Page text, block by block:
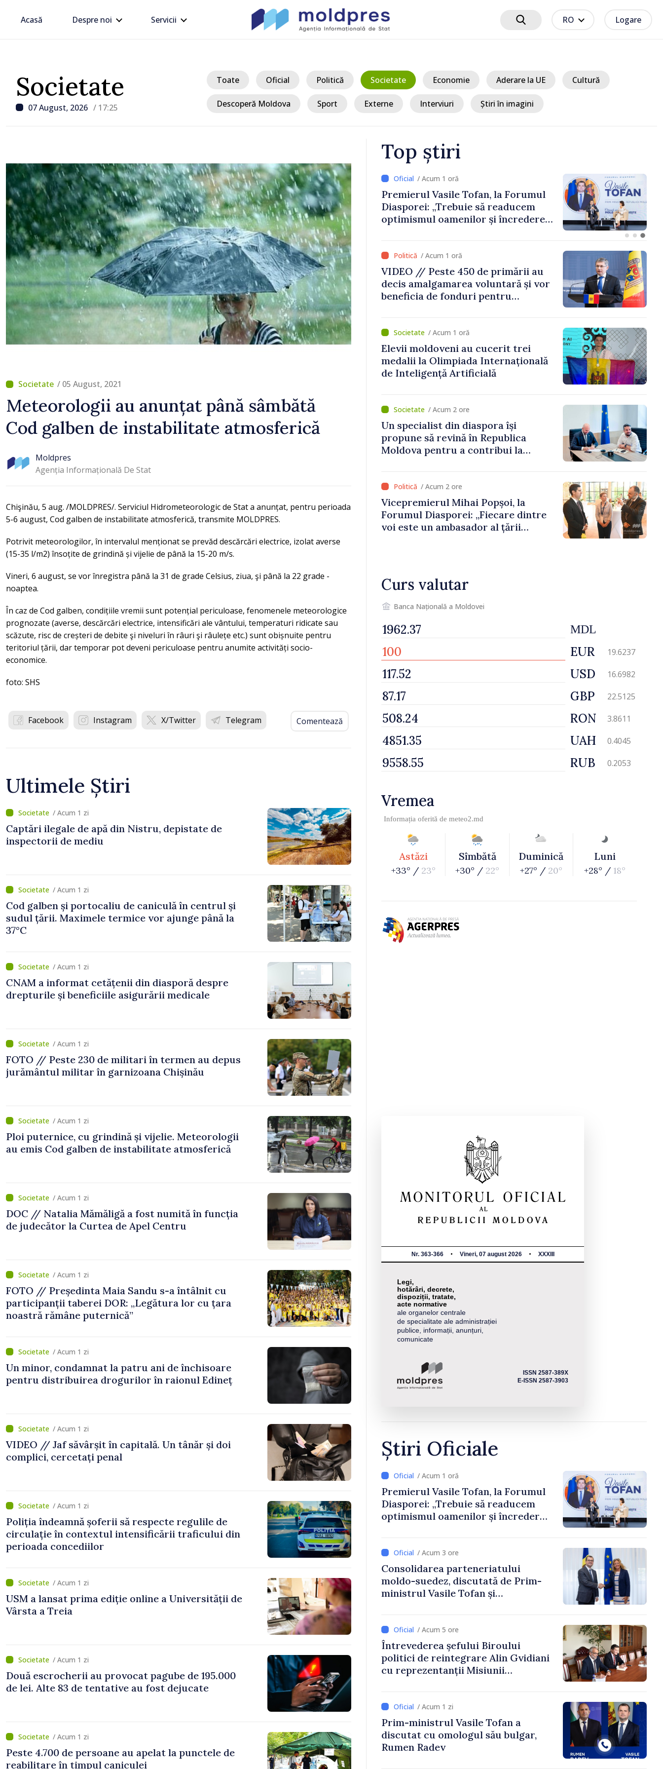
Acasă Despre noi Servicii RO Logare
Societate
07 August, 2026 / 17:25
Toate Oficial Politică Societate Economie Aderare la UE Cultură
Descoperă Moldova Sport Externe Interviuri Știri în imagini
/ 05 August, 2021
Meteorologii au anunțat până sâmbătă
Cod galben de instabilitate atmosferică
Moldpres
Agenția Informațională De Stat
Chişinău, 5 aug. /MOLDPRES/. Serviciul Hidrometeorologic de Stat a anunțat, pentru perioada
5-6 august, Cod galben de instabilitate atmosferică, transmite MOLDPRES.
Potrivit meteorologilor, în intervalul menționat se prevăd descărcări electrice, izolat averse
(15-35 l/m2) însoțite de grindină și vijelie de până la 15-20 m/s.
Vineri, 6 august, se vor înregistra până la 31 de grade Celsius, ziua, şi până la 22 grade -
noaptea.
În caz de Cod galben, condițiile vremii sunt potențial periculoase, fenomenele meteorologice
prognozate (averse, descărcări electrice, intensificări ale vântului, temperaturi ridicate sau
scăzute, risc de creșteri de debite şi niveluri în râuri şi râulețe etc.) sunt obișnuite pentru
teritoriul țării, dar temporar pot deveni periculoase pentru anumite activități socio-
economice.
foto: SHS
Facebook Instagram X/Twitter Telegram Comentează
Ultimele Știri
/ Acum 1 zi
Captări ilegale de apă din Nistru, depistate de
inspectorii de mediu
/ Acum 1 zi
Cod galben și portocaliu de caniculă în centrul și
sudul țării. Maximele termice vor ajunge până la
37°C
/ Acum 1 zi
CNAM a informat cetățenii din diasporă despre
drepturile și beneficiile asigurării medicale
/ Acum 1 zi
FOTO // Peste 230 de militari în termen au depus
jurământul militar în garnizoana Chișinău
/ Acum 1 zi
Ploi puternice, cu grindină și vijelie. Meteorologii
au emis Cod galben de instabilitate atmosferică
/ Acum 1 zi
DOC // Natalia Mămăligă a fost numită în funcția
de judecător la Curtea de Apel Centru
/ Acum 1 zi
FOTO // Președinta Maia Sandu s-a întâlnit cu
participanții taberei DOR: „Legătura lor cu țara
noastră rămâne puternică”
/ Acum 1 zi
Un minor, condamnat la patru ani de închisoare
pentru distribuirea drogurilor în raionul Edineț
/ Acum 1 zi
VIDEO // Jaf săvârșit în capitală. Un tânăr și doi
complici, cercetați penal
/ Acum 1 zi
Poliția îndeamnă șoferii să respecte regulile de
circulație în contextul intensificării traficului din
perioada concediilor
/ Acum 1 zi
USM a lansat prima ediție online a Universității de
Vârsta a Treia
/ Acum 1 zi
Două escrocherii au provocat pagube de 195.000
de lei. Alte 83 de tentative au fost dejucate
/ Acum 1 zi
Peste 4.700 de persoane au apelat la punctele de
reabilitare în timpul caniculei
Top știri
/ Acum 1 oră
VIDEO // Șoferii sunt avertizați să
respecte restricțiile de circulație pe
drumul R3, unde se desfășoară
lucrări de reparație
/ Acum 1 oră
Premierul Vasile Tofan, la Forumul
Diasporei: „Trebuie să readucem
optimismul oamenilor și încrederea
/ Acum 1 oră
VIDEO // Peste 450 de primării au
decis amalgamarea voluntară și vor
beneficia de fonduri pentru
dăm o șansă localităților să se
dezvolte”
/ Acum 1 oră
Elevii moldoveni au cucerit trei
medalii la Olimpiada Internațională
de Inteligență Artificială
/ Acum 2 ore
Un specialist din diaspora își
propune să revină în Republica
Moldova pentru a contribui la
/ Acum 2 ore
Vicepremierul Mihai Popșoi, la
Forumul Diasporei: „Fiecare dintre
voi este un ambasador al țării
Curs valutar
Banca Națională a Moldovei
MDL
EUR 19.6237
USD 16.6982
GBP 22.5125
RON 3.8611
UAH 0.4045
RUB 0.2053
Vremea
Informația oferită de meteo2.md
Astăzi
+33° / 23°
Sîmbătă
+30° / 22°
Duminică
+27° / 20°
Luni
+28° / 18°
Nr. 363-366 Vineri, 07 august 2026 XXXIII
Legi,
hotărâri, decrete,
dispoziții, tratate,
acte normative
ale organelor centrale
de specialitate ale administrației
publice, informații, anunțuri,
comunicate
ISSN 2587-389X
E-ISSN 2587-3903
Știri Oficiale
/ Acum 1 oră
Premierul Vasile Tofan, la Forumul
Diasporei: „Trebuie să readucem
optimismul oamenilor și încrederea
/ Acum 3 ore
Consolidarea parteneriatului
moldo-suedez, discutată de Prim-
ministrul Vasile Tofan și
/ Acum 5 ore
Întrevederea șefului Biroului
politici de reintegrare Alin Gvidiani
cu reprezentanții Misiunii
/ Acum 1 zi
Prim-ministrul Vasile Tofan a
discutat cu omologul său bulgar,
Rumen Radev